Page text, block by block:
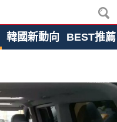
韓國新動向 BEST推薦